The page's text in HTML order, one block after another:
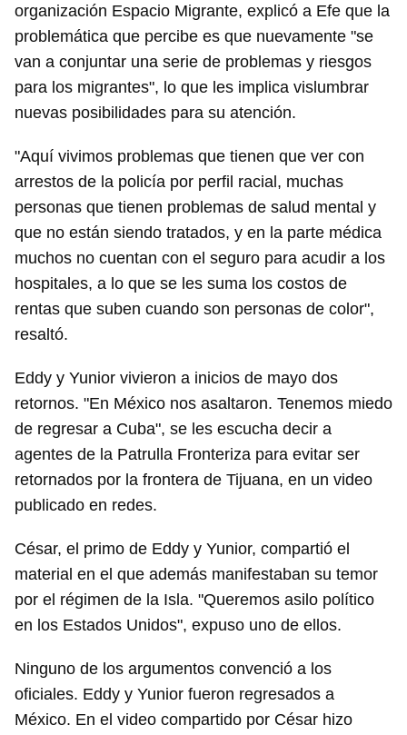
organización Espacio Migrante, explicó a Efe que la
problemática que percibe es que nuevamente "se
van a conjuntar una serie de problemas y riesgos
para los migrantes", lo que les implica vislumbrar
nuevas posibilidades para su atención.
"Aquí vivimos problemas que tienen que ver con
arrestos de la policía por perfil racial, muchas
personas que tienen problemas de salud mental y
que no están siendo tratados, y en la parte médica
muchos no cuentan con el seguro para acudir a los
hospitales, a lo que se les suma los costos de
rentas que suben cuando son personas de color",
resaltó.
Eddy y Yunior vivieron a inicios de mayo dos
retornos. "En México nos asaltaron. Tenemos miedo
de regresar a Cuba", se les escucha decir a
agentes de la Patrulla Fronteriza para evitar ser
retornados por la frontera de Tijuana, en un video
publicado en redes.
César, el primo de Eddy y Yunior, compartió el
material en el que además manifestaban su temor
por el régimen de la Isla. "Queremos asilo político
en los Estados Unidos", expuso uno de ellos.
Ninguno de los argumentos convenció a los
oficiales. Eddy y Yunior fueron regresados a
México. En el video compartido por César hizo